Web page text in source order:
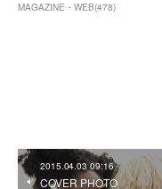
MAGAZINE・WEB(478)
2015.04.03 09:16
COVER PHOTO